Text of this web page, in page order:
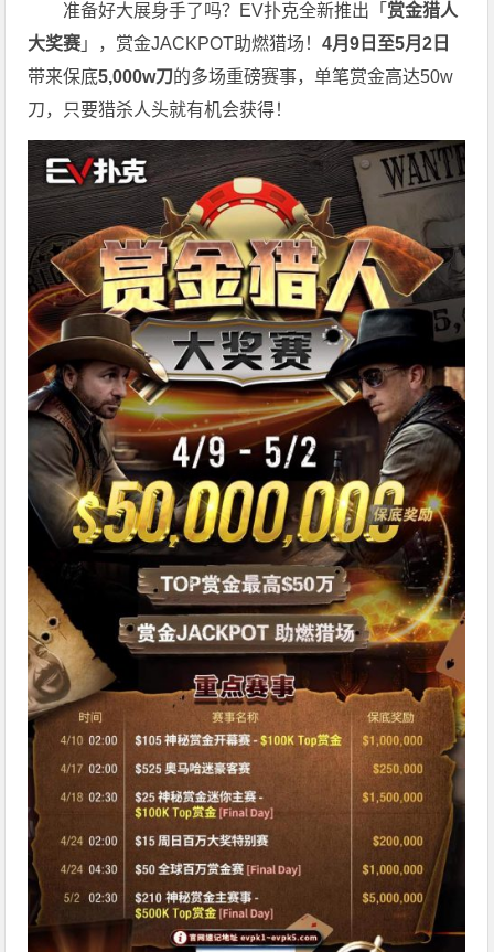
准备好大展身手了吗？EV扑克全新推出「 赏金猎人
大奖赛」，赏金JACKPOT助燃猎场！4月9日至5月2日
带来保底5,000w刀的多场重磅赛事，单笔赏金高达50w
刀，只要猎杀人头就有机会获得！